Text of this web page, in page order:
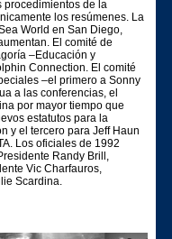
procedimientos de la
los resúmenes. La
World en San Diego,
El comité de
–Educación y
Connection. El comité
–el primero a Sonny
a las conferencias, el
por mayor tiempo que
estatutos para la
y el tercero para Jeff Haun
Los oficiales de 1992
Randy Brill,
Vic Charfauros,
Scardina.